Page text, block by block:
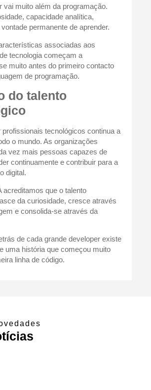
vai muito além da programação.
capacidade analítica,
permanente de aprender.
associadas aos
tecnologia começam a
muito antes do primeiro contacto
de programação.
do talento
profissionais tecnológicos continua a
o mundo. As organizações
vez mais pessoas capazes de
continuamente e contribuir para a
digital.
acreditamos que o talento
da curiosidade, cresce através
e consolida-se através da
de cada grande developer existe
uma história que começou muito
linha de código.